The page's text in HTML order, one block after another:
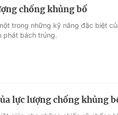
chống khủng bố
trong những kỹ năng đặc biệt
phát bách trúng.
lực lượng chống khủng